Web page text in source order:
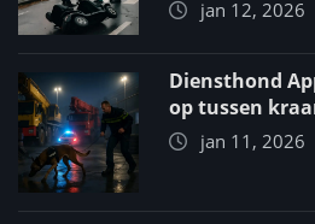
jan 12, 2026
Diensthond
op tussen
jan 11, 2026